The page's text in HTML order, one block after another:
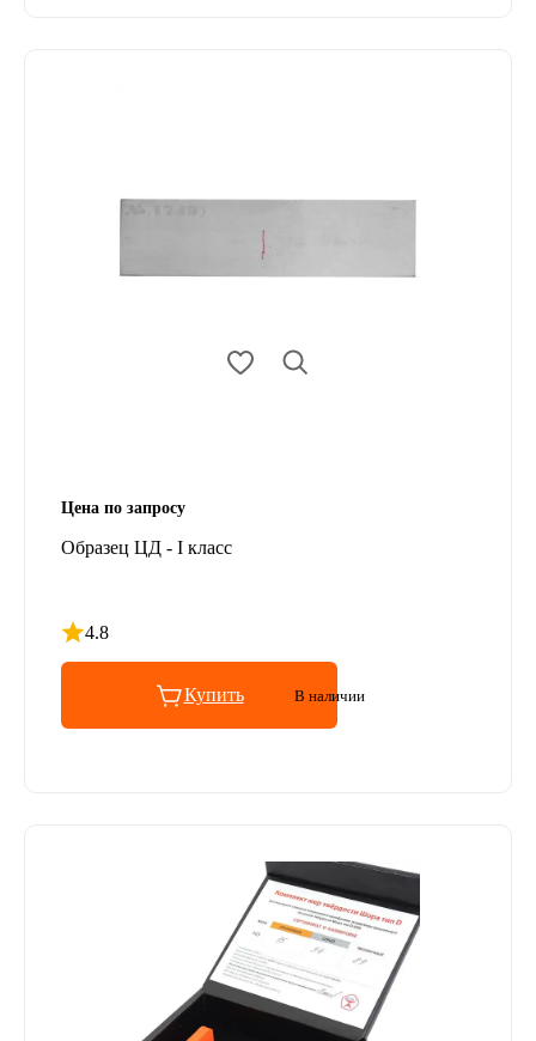
Цена по запросу
Образец ЦД - I класс
4.8
Рейтинг 4.8 из 5
Купить В наличии